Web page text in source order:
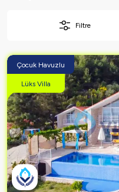
Filtre
Çocuk Havuzlu
Lüks Villa